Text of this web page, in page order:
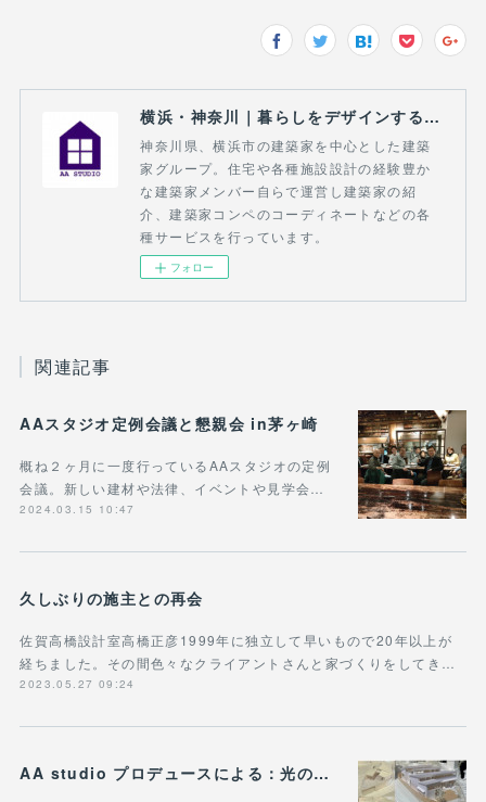
横浜・神奈川｜暮らしをデザインする建築家｜AA STUDIO
神奈川県、横浜市の建築家を中心とした建築
家グループ。住宅や各種施設設計の経験豊か
な建築家メンバー自らで運営し建築家の紹
介、建築家コンペのコーディネートなどの各
種サービスを行っています。
フォロー
関連記事
AAスタジオ定例会議と懇親会 in茅ヶ崎
概ね２ヶ月に一度行っているAAスタジオの定例
会議。新しい建材や法律、イベントや見学会…
2024.03.15 10:47
久しぶりの施主との再会
佐賀高橋設計室高橋正彦1999年に独立して早いもので20年以上が
経ちました。その間色々なクライアントさんと家づくりをしてき…
2023.05.27 09:24
AA studio プロデュースによる：光のいきわたる平屋/峰岡町の住宅